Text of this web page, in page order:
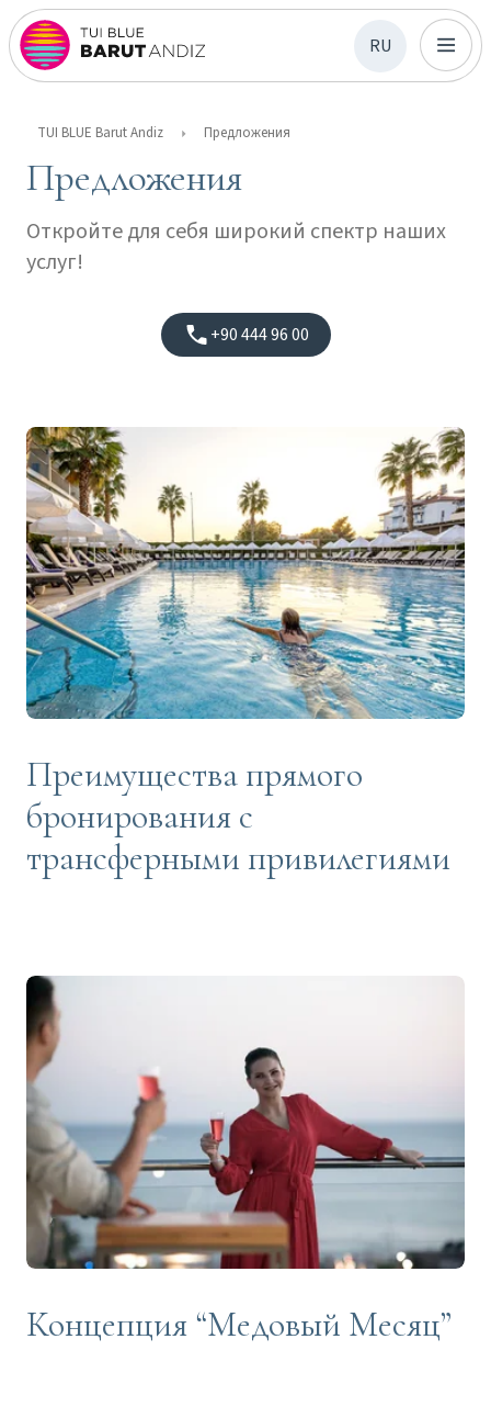
RU
TUI BLUE Barut Andiz Предложения
Предложения
Откройте для себя широкий спектр наших
услуг!
+90 444 96 00
Преимущества прямого
бронирования с
трансферными привилегиями
Концепция “Медовый Месяц”